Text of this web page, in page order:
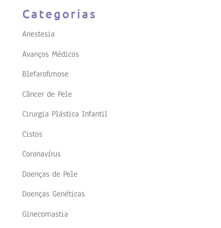
Categorias
Anestesia
Avanços Médicos
Blefarofimose
Câncer de Pele
Cirurgia Plástica Infantil
Cistos
Coronavírus
Doenças de Pele
Doenças Genéticas
Ginecomastia